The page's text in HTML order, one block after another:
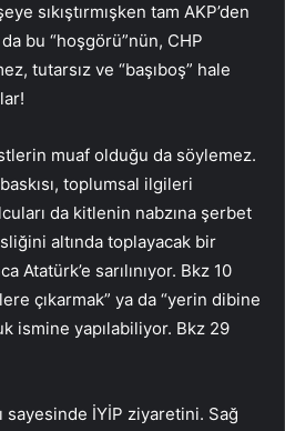
sıkıştırmışken tam AKP’den
bu “hoşgörü”nün, CHP
tutarsız ve “başıboş” hale
muaf olduğu da söylemez.
toplumsal ilgileri
da kitlenin nabzına şerbet
altında toplayacak bir
Atatürk’e sarılınıyor. Bkz 10
çıkarmak” ya da “yerin dibine
ismine yapılabiliyor. Bkz 29
sayesinde İYİP ziyaretini. Sağ